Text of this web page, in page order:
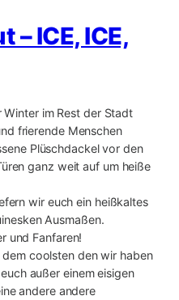
– ICE, ICE,
Winter im Rest der Stadt
frierende Menschen
Plüschdackel vor den
ganz weit auf um heiße
wir euch ein heißkaltes
Ausmaßen.
und Fanfaren!
coolsten den wir haben
außer einem eisigen
andere andere